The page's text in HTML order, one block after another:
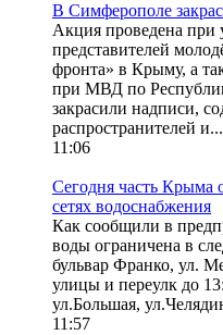
В Симферополе
Акция проведена при
представителей
фронта» в Крыму, а
при МВД по
закрасили надписи,
распространителей и...
11:06
Сегодня часть Крыма
сетях водоснабжения
Как сообщили в
воды ограничена в
бульвар Франко, ул.
улицы и переулк до
ул.Большая,
11:57